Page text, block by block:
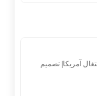
آمریکا| تصمیم